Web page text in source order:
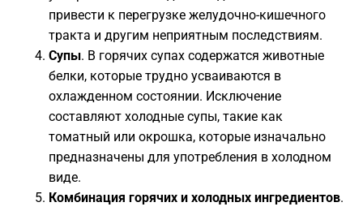
привести к перегрузке желудочно-кишечного
тракта и другим неприятным последствиям.
Супы. В горячих супах содержатся животные
белки, которые трудно усваиваются в
охлажденном состоянии. Исключение
составляют холодные супы, такие как
томатный или окрошка, которые изначально
предназначены для употребления в холодном
виде.
Комбинация горячих и холодных ингредиентов.